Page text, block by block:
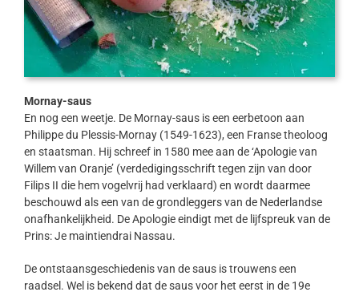
Mornay-saus
En nog een weetje. De Mornay-saus is een eerbetoon aan
Philippe du Plessis-Mornay (1549-1623), een Franse theoloog
en staatsman. Hij schreef in 1580 mee aan de ‘Apologie van
Willem van Oranje’ (verdedigingsschrift tegen zijn van door
Filips II die hem vogelvrij had verklaard) en wordt daarmee
beschouwd als een van de grondleggers van de Nederlandse
onafhankelijkheid. De Apologie eindigt met de lijfspreuk van de
Prins: Je maintiendrai Nassau.
De ontstaansgeschiedenis van de saus is trouwens een
raadsel. Wel is bekend dat de saus voor het eerst in de 19e